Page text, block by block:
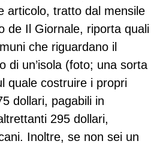
articolo, tratto dal mensile
de Il Giornale, riporta quali
che riguardano il
di un’isola (foto; una sorta
quale costruire i propri
dollari, pagabili in
295 dollari,
Inoltre, se non sei un